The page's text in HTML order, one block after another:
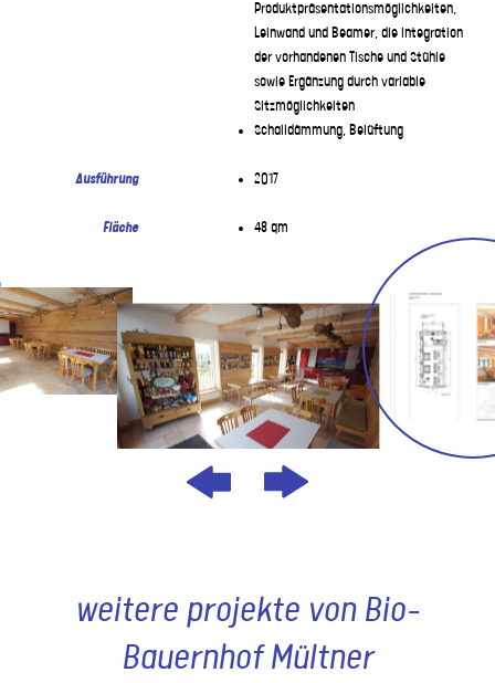
Produktpräsentationsmöglichkeiten,
Leinwand und Beamer, die Integration
der vorhandenen Tische und Stühle
sowie Ergänzung durch variable
Sitzmöglichkeiten
Schalldämmung, Belüftung
Ausführung 2017
Fläche 48 qm
weitere projekte von Bio-
Bauernhof Mültner